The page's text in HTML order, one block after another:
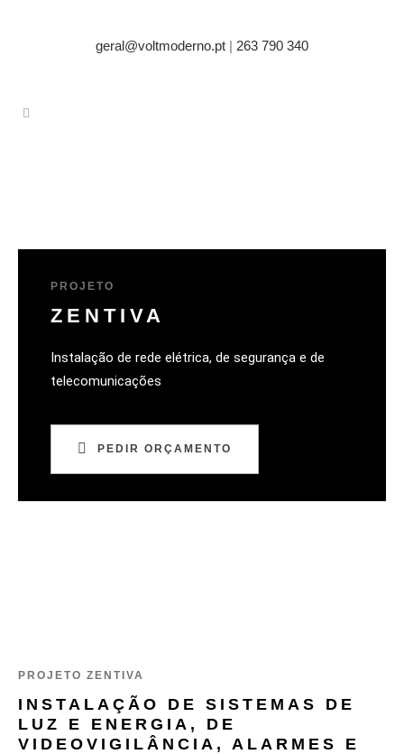
geral@voltmoderno.pt | 263 790 340
PROJETO
ZENTIVA
Instalação de rede elétrica, de segurança e de
telecomunicações
PEDIR ORÇAMENTO
PROJETO ZENTIVA
INSTALAÇÃO DE SISTEMAS DE
LUZ E ENERGIA, DE
VIDEOVIGILÂNCIA, ALARMES E